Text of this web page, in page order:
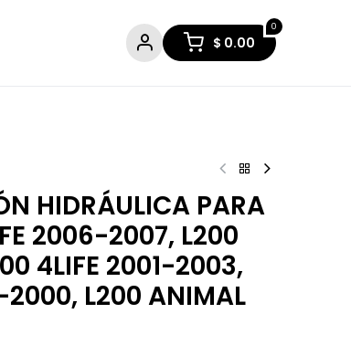
0
$ 0.00
HIDRÁULICA PARA
2006-2007, L200
4LIFE 2001-2003,
2000, L200 ANIMAL